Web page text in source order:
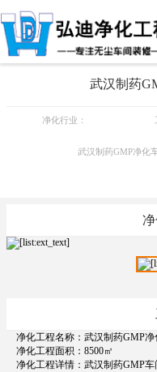
武汉制药
净化行业：
武汉制药GMP净化
净化工程名称：武汉制药GMP净
净化工程面积：8500㎡
净化工程详情：武汉制药GMP